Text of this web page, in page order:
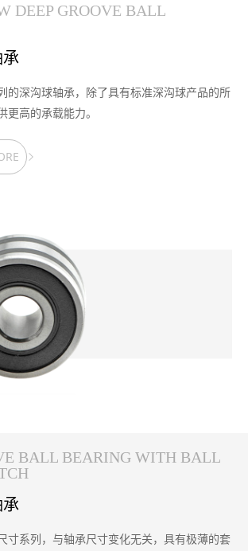
DEEP GROOVE BALL
的深沟球轴承，除了具有标准深沟球产品的所
高的承载能力。
BALL BEARING WITH BALL
寸系列，与轴承尺寸变化无关，具有极薄的套